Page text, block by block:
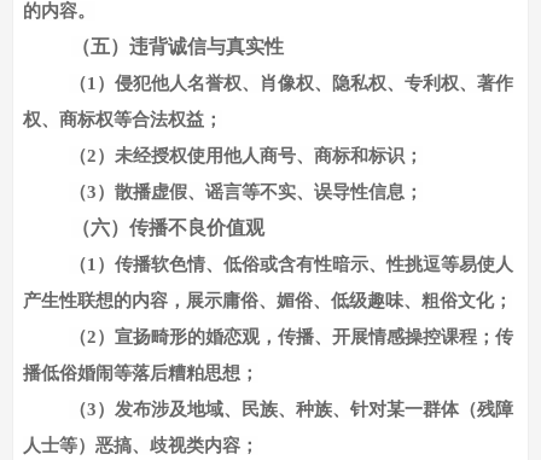
的内容。
（五）违背诚信与真实性
（1）侵犯他人名誉权、肖像权、隐私权、专利权、著作
权、商标权等合法权益；
（2）未经授权使用他人商号、商标和标识；
（3）散播虚假、谣言等不实、误导性信息；
（六）传播不良价值观
（1）传播软色情、低俗或含有性暗示、性挑逗等易使人
产生性联想的内容，展示庸俗、媚俗、低级趣味、粗俗文化；
（2）宣扬畸形的婚恋观，传播、开展情感操控课程；传
播低俗婚闹等落后糟粕思想；
（3）发布涉及地域、民族、种族、针对某一群体（残障
人士等）恶搞、歧视类内容；